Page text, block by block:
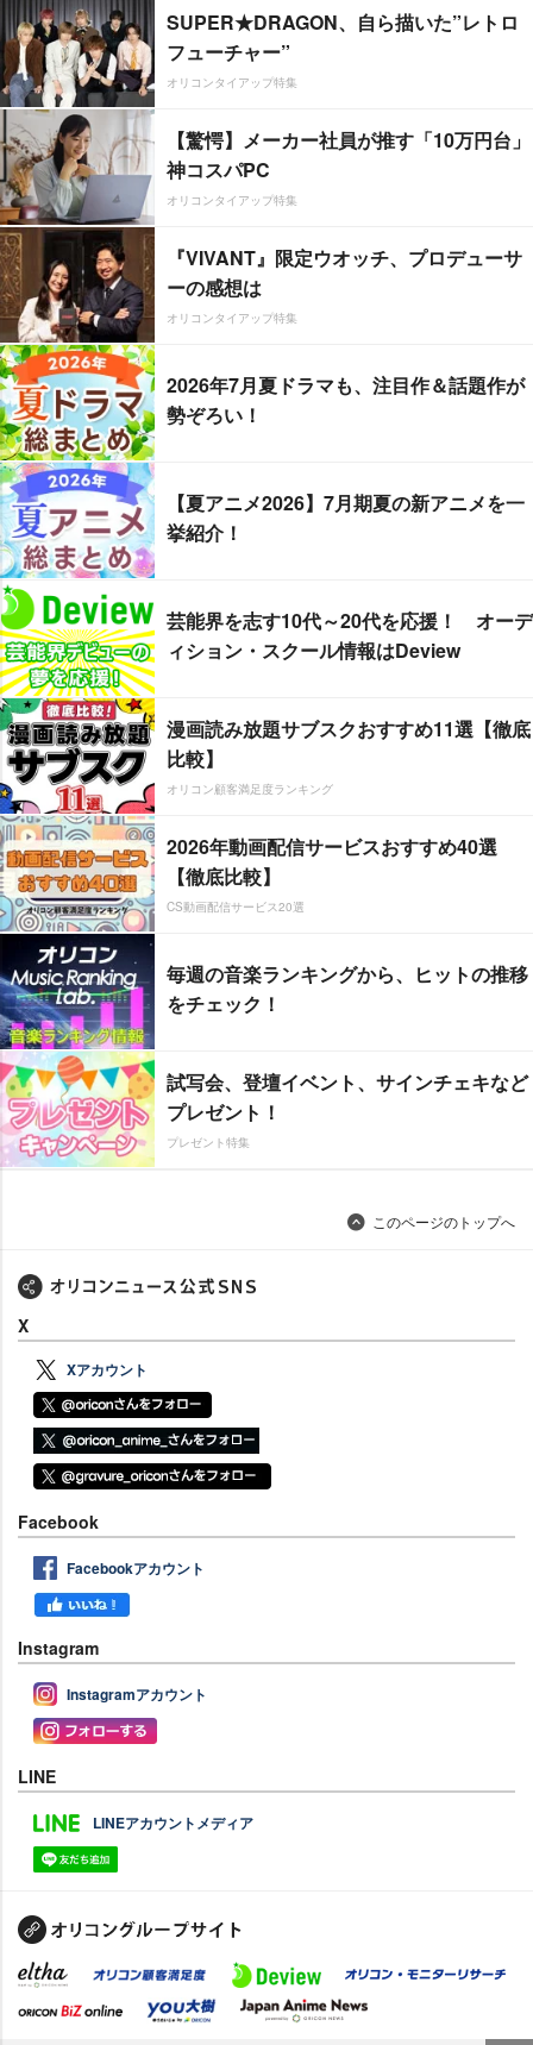
SUPER★DRAGON、自ら描いた”レトロ
フューチャー”
オリコンタイアップ特集
【驚愕】メーカー社員が推す「10万円台」
神コスパPC
オリコンタイアップ特集
『VIVANT』限定ウオッチ、プロデューサ
ーの感想は
オリコンタイアップ特集
2026年7月夏ドラマも、注目作＆話題作が
勢ぞろい！
【夏アニメ2026】7月期夏の新アニメを一
挙紹介！
芸能界を志す10代～20代を応援！ オーデ
ィション・スクール情報はDeview
漫画読み放題サブスクおすすめ11選【徹底
比較】
オリコン顧客満足度ランキング
2026年動画配信サービスおすすめ40選
【徹底比較】
CS動画配信サービス20選
毎週の音楽ランキングから、ヒットの推移
をチェック！
試写会、登壇イベント、サインチェキなど
プレゼント！
プレゼント特集
このページのトップへ
X
Xアカウント
Facebook
Facebookアカウント
Instagram
Instagramアカウント
LINE
LINEアカウントメディア